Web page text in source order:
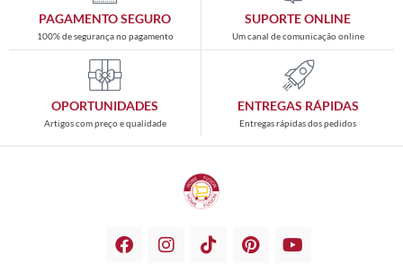
PAGAMENTO SEGURO
100% de segurança no pagamento
SUPORTE ONLINE
Um canal de comunicação online
OPORTUNIDADES
Artigos com preço e qualidade
ENTREGAS RÁPIDAS
Entregas rápidas dos pedidos